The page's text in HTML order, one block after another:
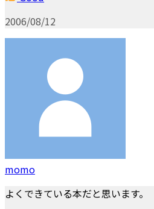
2006/08/12
momo
よくできている本だと思います。